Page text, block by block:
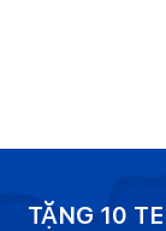
TẶNG 10